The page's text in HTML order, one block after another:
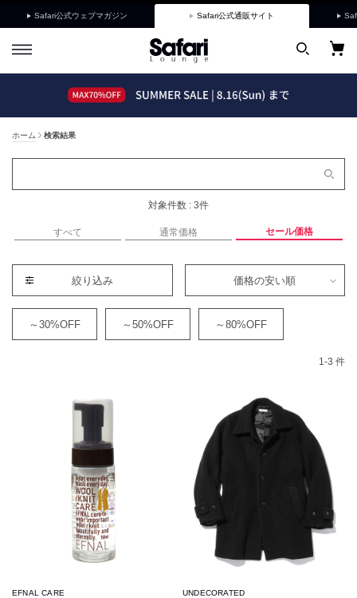
Safari公式ウェブマガジン Safari公式通販サイト
ホーム 検索結果
対象件数 : 3件
すべて 通常価格 セール価格
絞り込み 価格の安い順
～30%OFF ～50%OFF ～80%OFF
1-3 件
EFNAL CARE UNDECORATED